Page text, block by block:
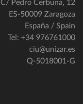
C/ Pedro Cerbuna, 12
ES-50009 Zaragoza
España / Spain
Tel: +34 976761000
ciu@unizar.es
Q-5018001-G